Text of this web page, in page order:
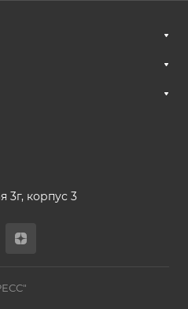
3г, корпус 3